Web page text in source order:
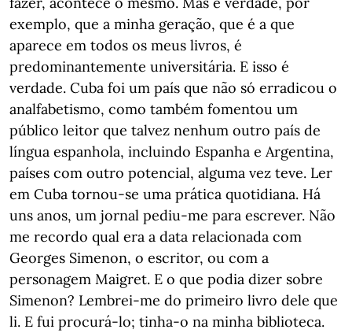
exemplo, que a minha geração, que é a que
aparece em todos os meus livros, é
predominantemente universitária. E isso é
verdade. Cuba foi um país que não só erradicou o
analfabetismo, como também fomentou um
público leitor que talvez nenhum outro país de
língua espanhola, incluindo Espanha e Argentina,
países com outro potencial, alguma vez teve. Ler
em Cuba tornou-se uma prática quotidiana. Há
uns anos, um jornal pediu-me para escrever. Não
me recordo qual era a data relacionada com
Georges Simenon, o escritor, ou com a
personagem Maigret. E o que podia dizer sobre
Simenon? Lembrei-me do primeiro livro dele que
li. E fui procurá-lo; tinha-o na minha biblioteca.